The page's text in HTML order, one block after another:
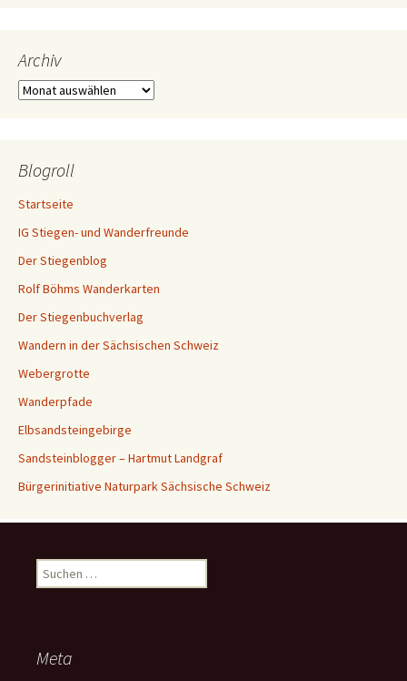
Archiv
Archiv
Blogroll
Startseite
IG Stiegen- und Wanderfreunde
Der Stiegenblog
Rolf Böhms Wanderkarten
Der Stiegenbuchverlag
Wandern in der Sächsischen Schweiz
Webergrotte
Wanderpfade
Elbsandsteingebirge
Sandsteinblogger – Hartmut Landgraf
Bürgerinitiative Naturpark Sächsische Schweiz
Suchen
nach:
Meta